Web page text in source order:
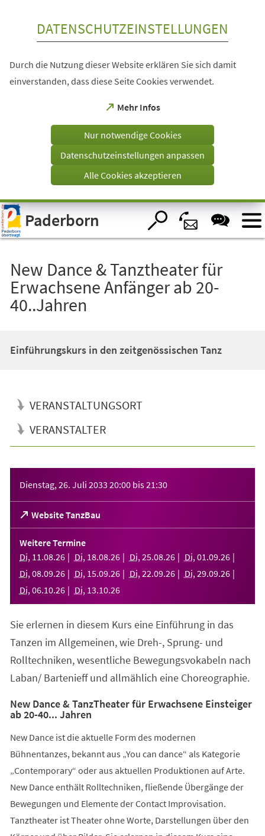
Visuelle
Assistenzsoftware
öffnen.
DATENSCHUTZEINSTELLUNGEN
Durch die Nutzung dieser Website erklären Sie sich damit
einverstanden, dass diese Seite Cookies verwendet.
Mehr Infos
(Öffnet
einem
Tab)
Nur notwendige Cookies
Datenschutzeinstellungen anpassen
Alle Cookies akzeptieren
Paderborn
New Dance & Tanztheater für
Erwachsene Anfänger ab 20-
40..Jahren
Einführungskurs in den zeitgenössischen Tanz
VERANSTALTUNGSORT
VERANSTALTER
Dienstag, 26. Juli 2033 20:00 bis21:30
Website TanzBau
(Öffnet
in
einem
neuen
Tab)
Weitere Termine
Di, 11 .08.26 Di, 18.08.26 Di, 25.08.26 Di, 01 .09.26
Di, 08.09.26 Di, 15.09.26 Di, 22.09.26 Di, 29.09.26
Di, 06.10.26 Di, 13.10.26
Sie erlernen in diesem Kurs eine Einführung in das
Tanzen im Allgemeinen, wie Dreh-, Sprung- und
Rolltechniken, wesentliche Bewegungsvokabeln nach
Laban/ Bartenieff und allmählich eine Choreographie.
New Dance & TanzTheater für Erwachsene Einsteiger
ab 20-40... Jahren
New Dance ist die aktuelle Form des modernen
Bühnentanzes, bekannt aus „You can dance“ als Kategorie
„Contemporary“ oder aus aktuellen Produktionen auf Arte.
New Dance enthält Rolltechniken, fließende Übergänge der
Bewegungen und Elemente der Contact Improvisation.
Tanztheater ist Theater ohne Worte, Darstellungen über den